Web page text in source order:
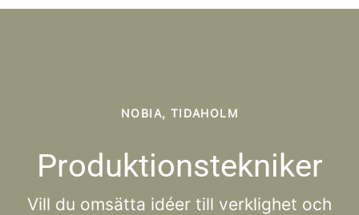
NOBIA, TIDAHOLM
Produktionstekniker
Vill du omsätta idéer till verklighet och